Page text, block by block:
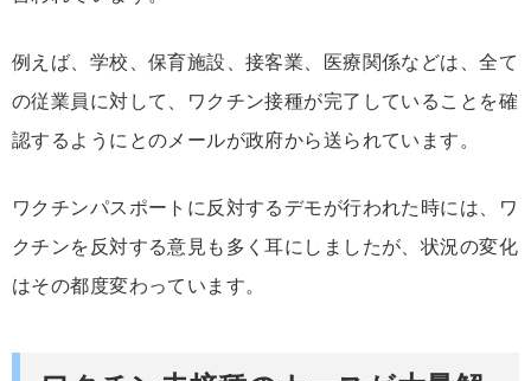
例えば、学校、保育施設、接客業、医療関係などは、全て
の従業員に対して、ワクチン接種が完了していることを確
認するようにとのメールが政府から送られています。
ワクチンパスポートに反対するデモが行われた時には、ワ
クチンを反対する意見も多く耳にしましたが、状況の変化
はその都度変わっています。